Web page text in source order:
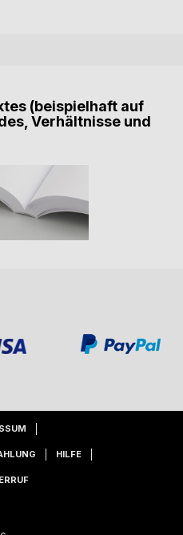
(beispielhaft auf
Verhältnisse und
HILFE